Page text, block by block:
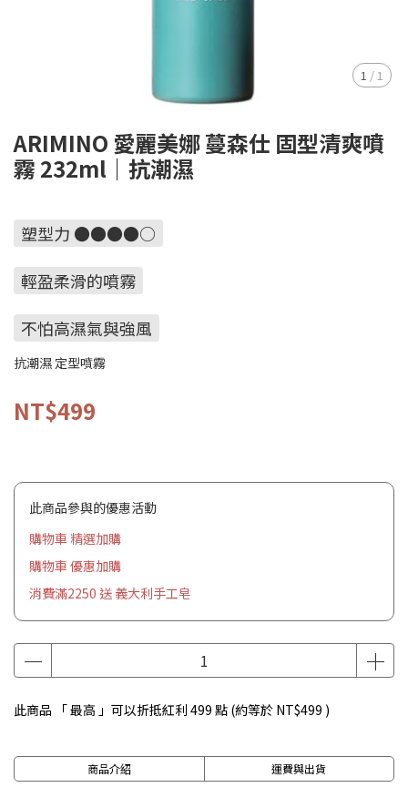
1 / 1
ARIMINO 愛麗美娜 蔓森仕 固型清爽噴
霧 232ml｜抗潮濕
塑型力 ●●●●○
輕盈柔滑的噴霧
不怕高濕氣與強風
抗潮濕 定型噴霧
NT$499
此商品參與的優惠活動
購物車 精選加購
購物車 優惠加購
消費滿2250 送 義大利手工皂
此商品 「 最高 」可以折抵紅利 499 點 (約等於 NT$499 )
商品介紹 運費與出貨